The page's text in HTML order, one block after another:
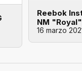
Reebok
NM "Royal"
16 marzo